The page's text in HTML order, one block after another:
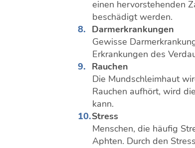
einen hervorstehenden
beschädigt werden.
Darmerkrankungen
Gewisse
Erkrankungen des
Rauchen
Die Mundschleimhaut
Rauchen aufhört, wird
kann.
Stress
Menschen, die häufig
Aphten. Durch den